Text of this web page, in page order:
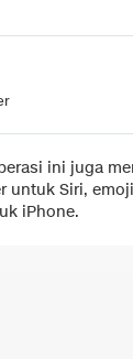
ini juga
untuk Siri,
iPhone.